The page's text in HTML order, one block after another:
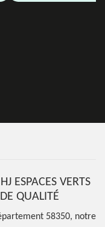
ESPACES VERTS
QUALITÉ
58350, notre